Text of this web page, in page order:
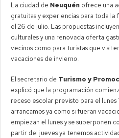
La ciudad de Neuquén ofrece una
gratuitas y experiencias para toda la
el 26 de julio. Las propuestas
culturales y una renovada oferta
vecinos como para turistas que
vacaciones de invierno.
El secretario de Turismo y
explicó que la programación
receso escolar previsto para el
arrancamos ya como si fueran
empiezan el lunes y se superponen
partir del jueves ya tenemos